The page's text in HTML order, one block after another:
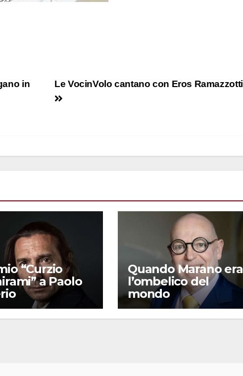
Le VocinVolo cantano con Eros Ramazzotti
in
“Curzio
a Paolo
Quando Marano era
l’ombelico del
mondo